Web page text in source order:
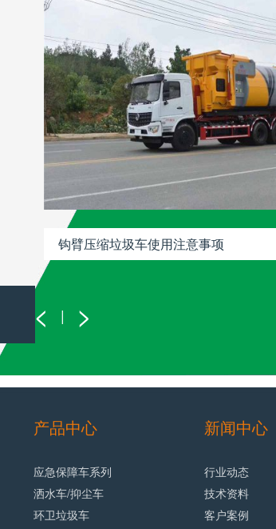
钩臂压缩垃圾车使用注意事项
< | >
产品中心
应急保障车系列
洒水车/抑尘车
环卫垃圾车
新闻中心
行业动态
技术资料
客户案例